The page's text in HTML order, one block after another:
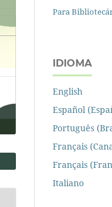
Para
IDIOMA
English
Español
Português
Français
Français
Italiano